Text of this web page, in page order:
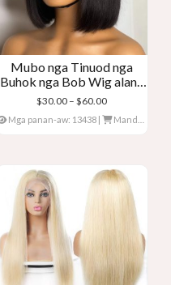
Mubo nga Tinuod nga
Buhok nga Bob Wig alang
sa mga Babaye
$30.00 – $60.00Presyo:
$30.00
Mga panan-aw: 13438| Mando: 0